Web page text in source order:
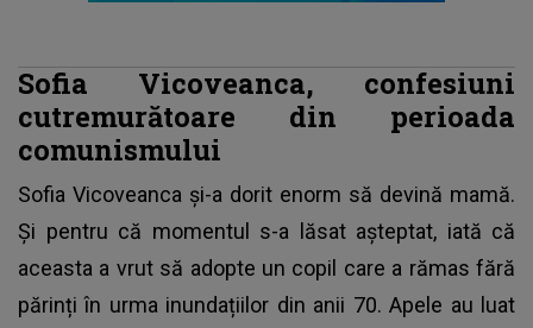
Sofia Vicoveanca, confesiuni
cutremurătoare din perioada
comunismului
Sofia Vicoveanca și-a dorit enorm să devină mamă.
Și pentru că momentul s-a lăsat așteptat, iată că
aceasta a vrut să adopte un copil care a rămas fără
părinți în urma inundațiilor din anii 70. Apele au luat